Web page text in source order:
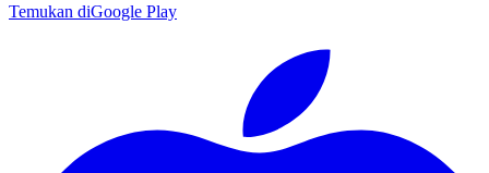
Temukan diGoogle Play